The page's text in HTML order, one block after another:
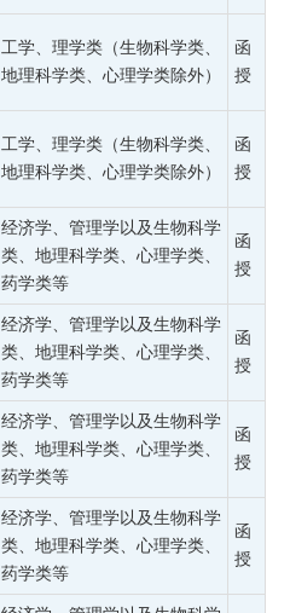
工学、理学类（生物科学类、
地理科学类、心理学类除外）
函
授
工学、理学类（生物科学类、
地理科学类、心理学类除外）
函
授
经济学、管理学以及生物科学
类、地理科学类、心理学类、
药学类等
函
授
经济学、管理学以及生物科学
类、地理科学类、心理学类、
药学类等
函
授
经济学、管理学以及生物科学
类、地理科学类、心理学类、
药学类等
函
授
经济学、管理学以及生物科学
类、地理科学类、心理学类、
药学类等
函
授